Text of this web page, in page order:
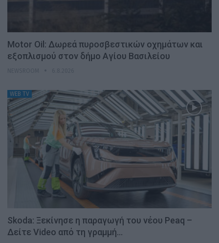
Motor Oil: Δωρεά πυροσβεστικών οχημάτων και
εξοπλισμού στον δήμο Αγίου Βασιλείου
WEB TV
Skoda: Ξεκίνησε η παραγωγή του νέου Peaq –
Δείτε Video από τη γραμμή…